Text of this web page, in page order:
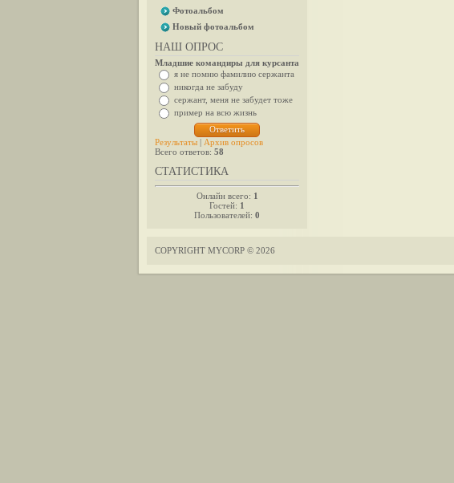
Фотоальбом
Новый фотоальбом
НАШ ОПРОС
Младшие командиры для курсанта
я не помню фамилию сержанта
никогда не забуду
сержант, меня не забудет тоже
пример на всю жизнь
Результаты | Архив опросов
Всего ответов: 58
СТАТИСТИКА
Онлайн всего: 1
Гостей: 1
Пользователей: 0
COPYRIGHT MYCORP © 2026